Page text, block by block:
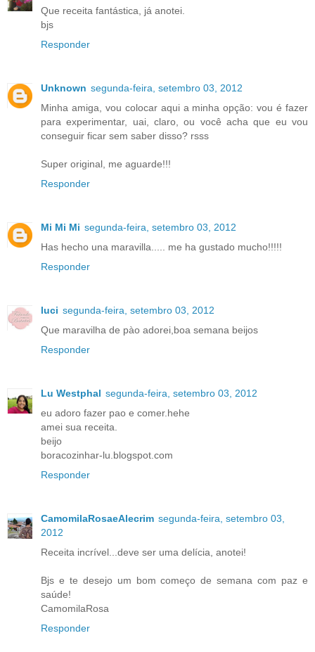
Que receita fantástica, já anotei.
bjs
Responder
Unknown segunda-feira, setembro 03, 2012
Minha amiga, vou colocar aqui a minha opção: vou é fazer
para experimentar, uai, claro, ou você acha que eu vou
conseguir ficar sem saber disso? rsss
Super original, me aguarde!!!
Responder
Mi Mi Mi segunda-feira, setembro 03, 2012
Has hecho una maravilla..... me ha gustado mucho!!!!!
Responder
luci segunda-feira, setembro 03, 2012
Que maravilha de pào adorei,boa semana beijos
Responder
Lu Westphal segunda-feira, setembro 03, 2012
eu adoro fazer pao e comer.hehe
amei sua receita.
beijo
boracozinhar-lu.blogspot.com
Responder
CamomilaRosaeAlecrim segunda-feira, setembro 03,
2012
Receita incrível...deve ser uma delícia, anotei!
Bjs e te desejo um bom começo de semana com paz e
saúde!
CamomilaRosa
Responder